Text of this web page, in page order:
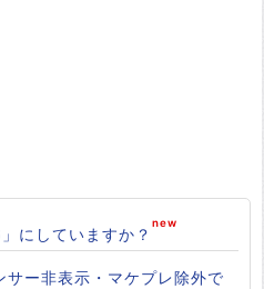
にしていますか？
ー非表示・マケプレ除外で